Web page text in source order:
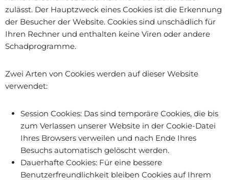
zulässt. Der Hauptzweck eines Cookies ist die Erkennung
der Besucher der Website. Cookies sind unschädlich für
Ihren Rechner und enthalten keine Viren oder andere
Schadprogramme.
Zwei Arten von Cookies werden auf dieser Website
verwendet:
Session Cookies: Das sind temporäre Cookies, die bis
zum Verlassen unserer Website in der Cookie-Datei
Ihres Browsers verweilen und nach Ende Ihres
Besuchs automatisch gelöscht werden.
Dauerhafte Cookies: Für eine bessere
Benutzerfreundlichkeit bleiben Cookies auf Ihrem